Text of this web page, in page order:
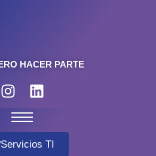
HACER PARTE
Servicios TI